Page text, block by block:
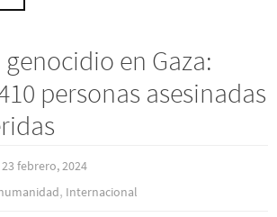
genocidio en Gaza:
personas asesinadas
23 febrero, 2024
, Internacional